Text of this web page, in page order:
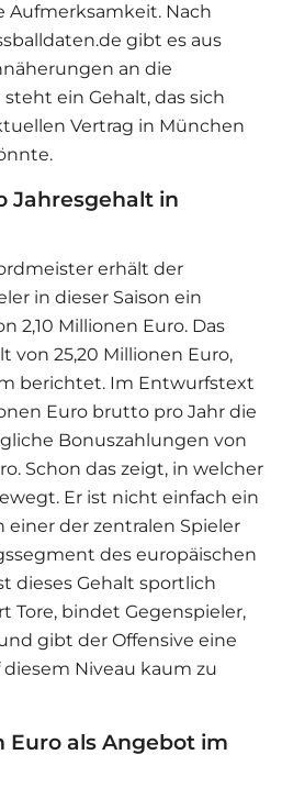
Aufmerksamkeit. Nach
gibt es aus
an die
ein Gehalt, das sich
Vertrag in München
Jahresgehalt in
erhält der
in dieser Saison ein
2,10 Millionen Euro. Das
von 25,20 Millionen Euro,
berichtet. Im Entwurfstext
Euro brutto pro Jahr die
Bonuszahlungen von
Schon das zeigt, in welcher
Er ist nicht einfach ein
einer der zentralen Spieler
des europäischen
dieses Gehalt sportlich
Tore, bindet Gegenspieler,
gibt der Offensive eine
Niveau kaum zu
Euro als Angebot im